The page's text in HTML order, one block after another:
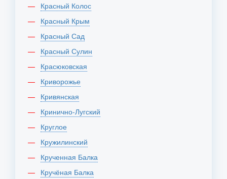
Красный Колос
Красный Крым
Красный Сад
Красный Сулин
Красюковская
Криворожье
Кривянская
Кринично-Лугский
Круглое
Кружилинский
Крученная Балка
Кручёная Балка